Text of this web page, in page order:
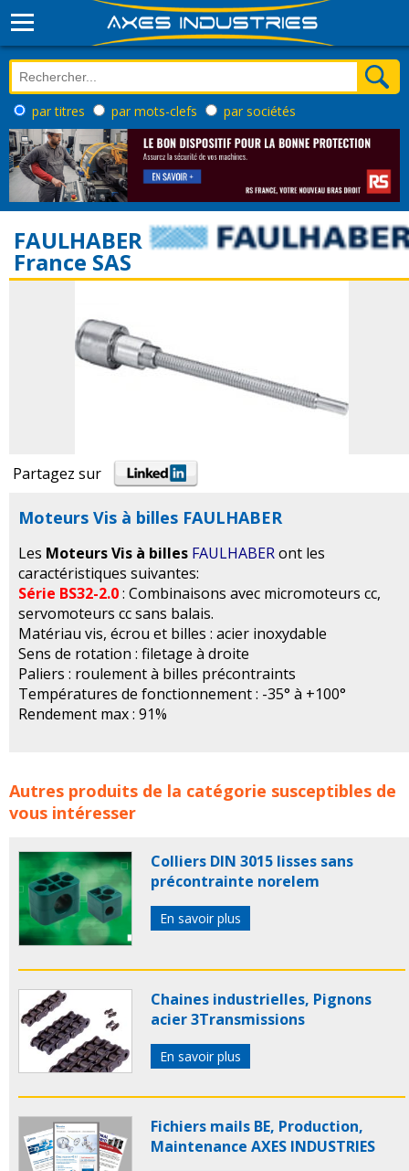
par titres par mots-clefs par sociétés
FAULHABER
France SAS
Partagez sur
Moteurs Vis à billes FAULHABER
Les Moteurs Vis à billes FAULHABERont les
caractéristiques suivantes:
Série BS32-2.0: Combinaisons avec micromoteurs cc,
servomoteurs cc sans balais.
Matériau vis, écrou et billes : acier inoxydable
Sens de rotation : filetage à droite
Paliers : roulement à billes précontraints
Températures de fonctionnement : -35° à +100°
Rendement max : 91%
Moteurs Vis à billes FAULHABER concerne les familles de
produits :moteur
billesmoteurs vis billes
Autres produits de la catégorie susceptibles de
vous intéresser
Colliers DIN 3015 lisses sans
précontrainte norelem
En savoir plus
Chaines industrielles, Pignons
acier 3Transmissions
En savoir plus
Fichiers mails BE, Production,
Maintenance AXES INDUSTRIES